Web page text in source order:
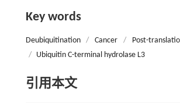
Key words
Deubiquitination / Cancer /
Post-
/
Ubiquitin C-terminal hydrolase L3
引用本文